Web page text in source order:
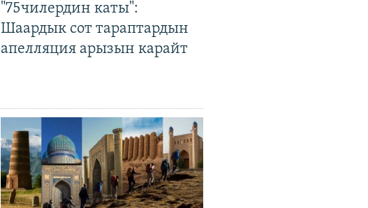
"75чилердин каты":
Шаардык сот тараптардын
апелляция арызын карайт